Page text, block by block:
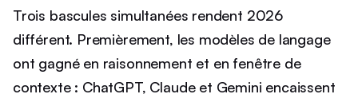
Trois bascules simultanées rendent 2026
différent. Premièrement, les modèles de langage
ont gagné en raisonnement et en fenêtre de
contexte : ChatGPT, Claude et Gemini encaissent